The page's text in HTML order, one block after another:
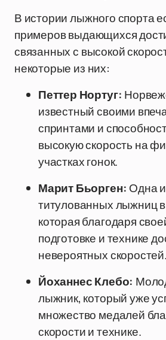
В истории лыжного спорта
примеров выдающихся
связанных с высокой
некоторые из них:
Петтер Нортуг:
известный своими
спринтами и
высокую скорость на
участках гонок.
Марит Бьорген: Одна
титулованных лыжниц
которая благодаря
подготовке и технике
невероятных скоростей.
Йоханнес Клебо:
лыжник, который уже
множество медалей
скорости и технике.